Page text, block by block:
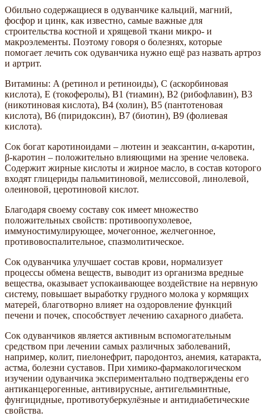
Обильно содержащиеся в одуванчике кальций, магний,
фосфор и цинк, как известно, самые важные для
строительства костной и хрящевой ткани микро- и
макроэлементы. Поэтому говоря о болезнях, которые
помогает лечить сок одуванчика нужно ещё раз назвать артроз
и артрит.
Витамины: A (ретинол и ретиноиды), С (аскорбиновая
кислота), Е (токоферолы), B1 (тиамин), В2 (рибофлавин), B3
(никотиновая кислота), В4 (холин), В5 (пантотеновая
кислота), В6 (пиридоксин), В7 (биотин), B9 (фолиевая
кислота).
Сок богат каротиноидами – лютеин и зеаксантин, α-каротин,
β-каротин – положительно влияющими на зрение человека.
Содержит жирные кислоты и жирное масло, в состав которого
входят глицериды пальмитиновой, мелиссовой, линолевой,
олеиновой, церотиновой кислот.
Благодаря своему составу сок имеет множество
положительных свойств: противоопухолевое,
иммуностимулирующее, мочегонное, желчегонное,
противовоспалительное, спазмолитическое.
Сок одуванчика улучшает состав крови, нормализует
процессы обмена веществ, выводит из организма вредные
вещества, оказывает успокаивающее воздействие на нервную
систему, повышает выработку грудного молока у кормящих
матерей, благотворно влияет на оздоровление функций
печени и почек, способствует лечению сахарного диабета.
Сок одуванчиков является активным вспомогательным
средством при лечении самых различных заболеваний,
например, колит, пиелонефрит, пародонтоз, анемия, катаракта,
астма, болезни суставов. При химико-фармакологическом
изучении одуванчика экспериментально подтверждены его
антиканцерогенные, антивирусные, антигельминтные,
фунгицидные, противотуберкулёзные и антидиабетические
свойства.